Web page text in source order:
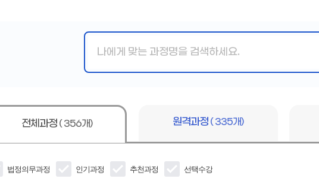
심
력
전체과정 ( 356개) 원격과정 ( 335개)
법정의무과정 인기과정 추천과정 선택수강